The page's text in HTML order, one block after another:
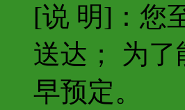
[说 明]：您
送达； 为
早预定。